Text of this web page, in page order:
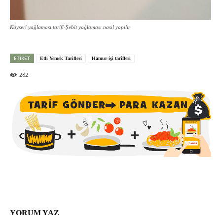
Kayseri yağlaması tarifi-Şebit yağlaması nasıl yapılır
ETIKET Etli Yemek Tarifleri Hamur işi tarifleri
282
YORUM YAZ